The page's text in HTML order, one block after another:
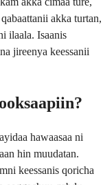
akka turtan,
ilaala. Isaanis
jireenya keessanii
hawaasaa ni
hin muudatan.
keessanis qoricha